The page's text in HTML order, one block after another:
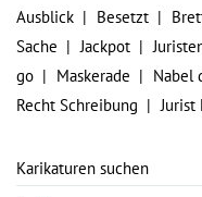
Ausblick
Besetzt
Sache
Jackpot
go
Maskerade Nabel
Recht Schreibung
Jurist
Karikaturen suchen